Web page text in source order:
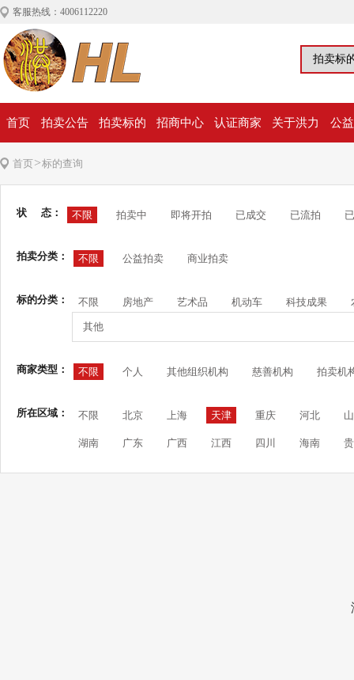
客服热线：4006112220
首页 拍卖公告 拍卖标的 招商中心 认证商家 关于洪力 公
首页>标的查询
状 态： 不限 拍卖中 即将开拍 已成交 已流拍
拍卖分类： 不限 公益拍卖 商业拍卖
标的分类： 不限 房地产 艺术品 机动车 科技成果
其他
商家类型： 不限 个人 其他组织机构 慈善机构 拍卖机
所在区域： 不限 北京 上海 天津 重庆 河北
湖南 广东 广西 江西 四川 海南